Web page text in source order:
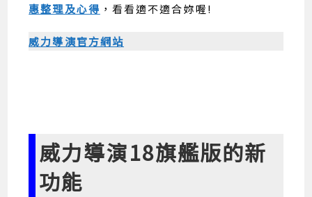
惠整理及心得 ，看看適不適合妳喔!
威力導演官方網站
威力導演18旗艦版的新
功能